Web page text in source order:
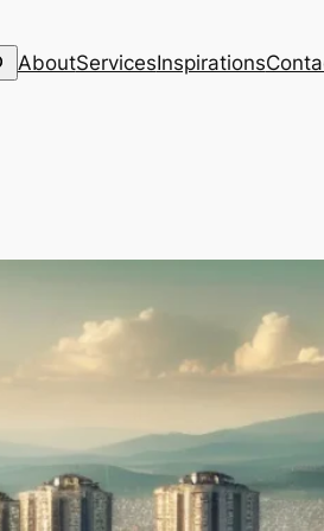
AboutServicesInspirations